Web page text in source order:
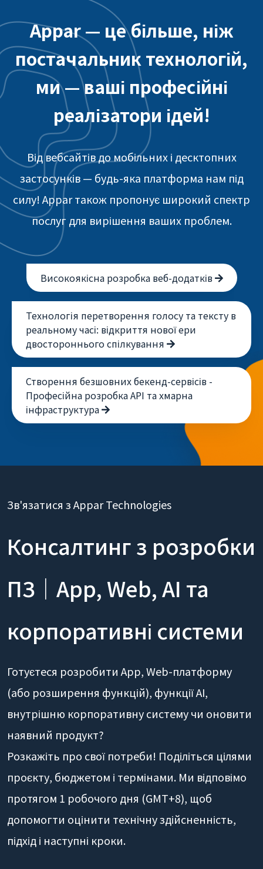
Appar — це більше, ніж
постачальник технологій,
ми — ваші професійні
реалізатори ідей!
Від вебсайтів до мобільних і десктопних
застосунків — будь-яка платформа нам під
силу! Appar також пропонує широкий спектр
послуг для вирішення ваших проблем.
Високоякісна розробка веб-додатків
Технологія перетворення голосу та тексту в
реальному часі: відкриття нової ери
двостороннього спілкування
Створення безшовних бекенд-сервісів -
Професійна розробка API та хмарна
інфраструктура
Зв'язатися з Appar Technologies
Консалтинг з розробки
ПЗ｜App, Web, AI та
корпоративні системи
Готуєтеся розробити App, Web-платформу
(або розширення функцій), функції AI,
внутрішню корпоративну систему чи оновити
наявний продукт?
Розкажіть про свої потреби! Поділіться цілями
проєкту, бюджетом і термінами. Ми відповімо
протягом 1 робочого дня (GMT+8), щоб
допомогти оцінити технічну здійсненність,
підхід і наступні кроки.